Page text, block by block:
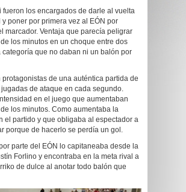
fueron los encargados de darle al vuelta
poner por primera vez al EÓN por
marcador. Ventaja que parecía peligrar
los minutos en un choque entre dos
categoría que no daban ni un balón por
protagonistas de una auténtica partida de
de ataque en cada segundo.
en el juego que aumentaban
los minutos. Como aumentaba la
el partido y que obligaba al espectador a
porque de hacerlo se perdía un gol.
parte del EÓN lo capitaneaba desde la
Forlino y encontraba en la meta rival a
de dulce al anotar todo balón que